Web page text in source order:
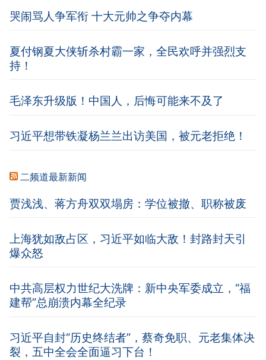
哭闹骂人争军衔 十大元帅之争夺内幕
夏付钢夏大侠斩杀村霸一家，全民欢呼并强烈支
持！
毛泽东升级版！中国人，后悔可能来不及了
习近平想带铁凝杨兰兰出访美国，被元老拒绝！
二频道最新新闻
贾浅浅、蒋方舟双双塌房：学位被撤、职称被废
上海犹如敌占区，习近平如临大敌！封路封天引
爆众怒
中共高层权力世纪大洗牌：新中央军委成立，“福
建帮”总崩溃内幕全纪录
习近平自封“历史终结者”，蔡奇免职、元老集体决
裂，五中全会全面逼习下台！